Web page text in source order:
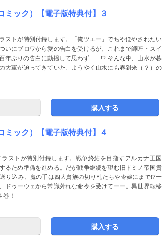
ミック）【電子版特典付】３
ストが特別付録します。「俺ツエー」でちやほやされたい
いにブロワから愛の告白を受けるが、これまで師匠・スイ
年ぶりの告白に動揺して思わず……!? そんな中、山水が暮
大軍が迫ってきていた。ようやく山水にも春到来（？）の
購入する
ミック）【電子版特典付】４
ストが特別付録します。戦争終結を目指すアルカナ王国
るため準備を進める。だが戦争継続を望む旧ドミノ帝国貴
り込み、魔の手は四大貴族の切り札たちや令嬢にまで!?一
ドゥーウェから常識外れな命令を受けてーー。異世界転移
巻！
購入する